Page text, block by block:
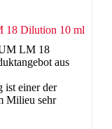
LM 18
aus
ist einer der
Milieu sehr